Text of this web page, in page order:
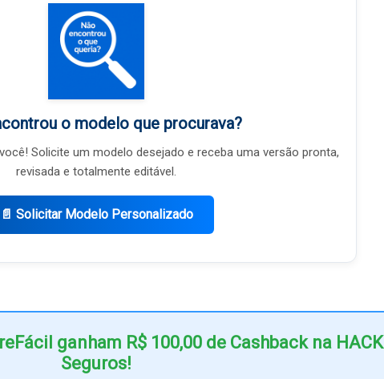
o modelo que procurava?
Solicite um modelo desejado e receba uma versão pronta,
revisada e totalmente editável.
📄 Solicitar Modelo Personalizado
ganham R$ 100,00 de Cashback na HACK
Seguros!